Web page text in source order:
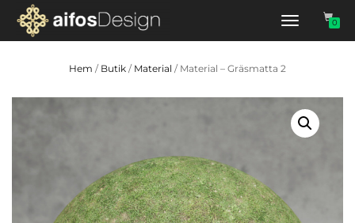
Slå
0
Hem / Butik / Material / Material – Gräsmatta 2